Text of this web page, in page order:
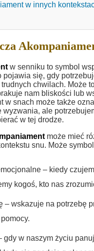
w innych
w senniku to symbol
pojawia się, gdy
chwilach. Może
nam bliskości lub
w snach może także
wyzwania, ale
w tej drodze.
może mieć
snu. Może
– kiedy
kogoś, kto nas
– wskazuje na potrzebę
gdy w naszym życiu